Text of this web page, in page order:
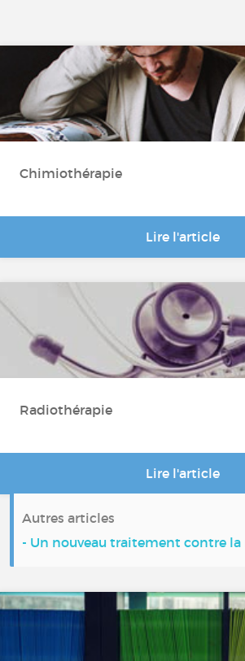
Chimiothérapie
Lire l'article
Radiothérapie
Lire l'article
Autres articles
- Un nouveau traitement contre